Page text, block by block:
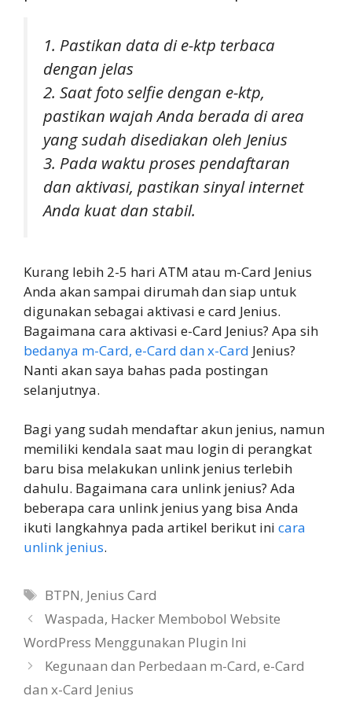
1. Pastikan data di e-ktp terbaca
dengan jelas
2. Saat foto selfie dengan e-ktp,
pastikan wajah Anda berada di area
yang sudah disediakan oleh Jenius
3. Pada waktu proses pendaftaran
dan aktivasi, pastikan sinyal internet
Anda kuat dan stabil.
Kurang lebih 2-5 hari ATM atau m-Card Jenius
Anda akan sampai dirumah dan siap untuk
digunakan sebagai aktivasi e card Jenius.
Bagaimana cara aktivasi e-Card Jenius? Apa sih
bedanya m-Card, e-Card dan x-Card Jenius?
Nanti akan saya bahas pada postingan
selanjutnya.
Bagi yang sudah mendaftar akun jenius, namun
memiliki kendala saat mau login di perangkat
baru bisa melakukan unlink jenius terlebih
dahulu. Bagaimana cara unlink jenius? Ada
beberapa cara unlink jenius yang bisa Anda
ikuti langkahnya pada artikel berikut ini cara
unlink jenius.
Tags
BTPN, Jenius Card
Waspada, Hacker Membobol Website
WordPress Menggunakan Plugin Ini
Kegunaan dan Perbedaan m-Card, e-Card
dan x-Card Jenius